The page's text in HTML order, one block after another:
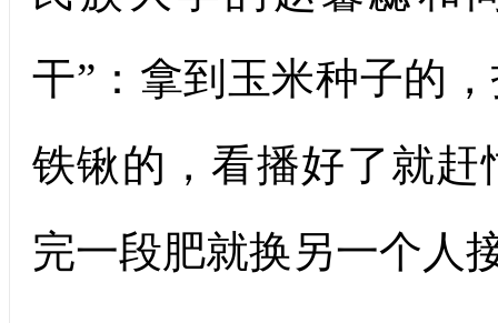
干”：拿到玉米种子的
铁锹的，看播好了就
完一段肥就换另一个